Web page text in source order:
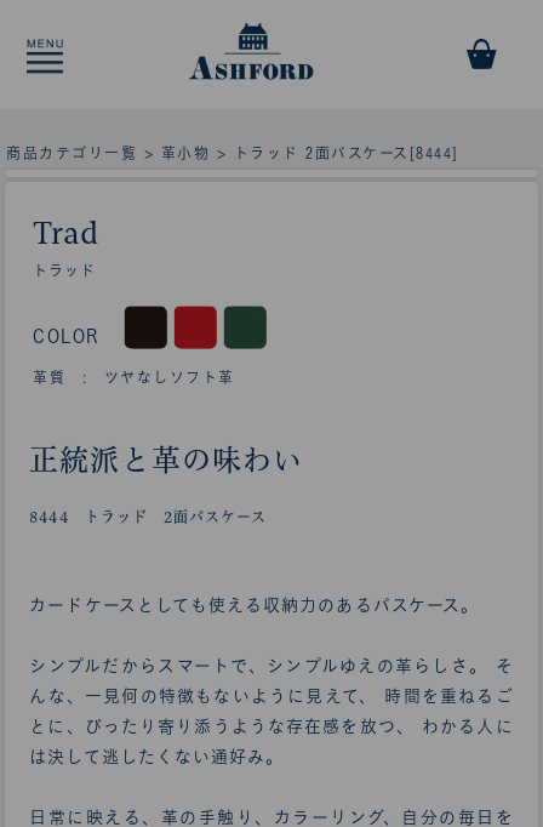
商品カテゴリ一覧 > 革小物 > トラッド 2面パスケース[8444]
Trad
トラッド
COLOR
革質 : ツヤなしソフト革
正統派と革の味わい
8444 トラッド 2面パスケース
カードケースとしても使える収納力のあるパスケース。
シンプルだからスマートで、シンプルゆえの革らしさ。 そ
んな、一見何の特徴もないように見えて、 時間を重ねるご
とに、ぴったり寄り添うような存在感を放つ、 わかる人に
は決して逃したくない通好み。
日常に映える、革の手触り、カラーリング、自分の毎日を